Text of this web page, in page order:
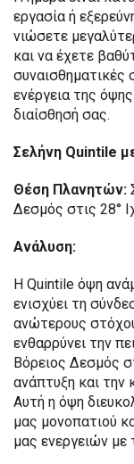
εργασία ή
νιώσετε
και να έχετε
συναισθηματικές
ενέργεια της
διαίσθησή σας.
Σελήνη Quintile
Θέση Πλανητών:
Δεσμός στις 28°
Ανάλυση:
Η Quintile όψη
ενισχύει τη
ανώτερους
ενθαρρύνει την
Βόρειος Δεσμός
ανάπτυξη και
Αυτή η όψη
μας μονοπατιού
μας ενεργειών